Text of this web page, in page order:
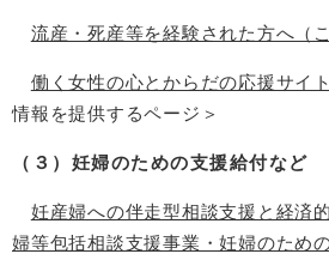
流産・死産等を経験された方へ（
働く女性の心とからだの応援サイト
情報を提供するページ＞
（３）妊婦のための支援給付など
妊産婦への伴走型相談支援と経済
婦等包括相談支援事業・妊婦のため